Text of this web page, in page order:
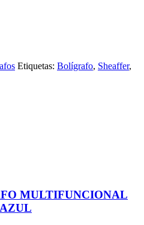
Etiquetas: Bolígrafo, Sheaffer,
MULTIFUNCIONAL